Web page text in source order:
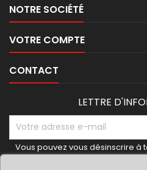
NOTRE SOCIÉTÉ
VOTRE COMPTE
CONTACT
LETTRE
Vous pouvez vous désinscrire à
pour cela nos informations de